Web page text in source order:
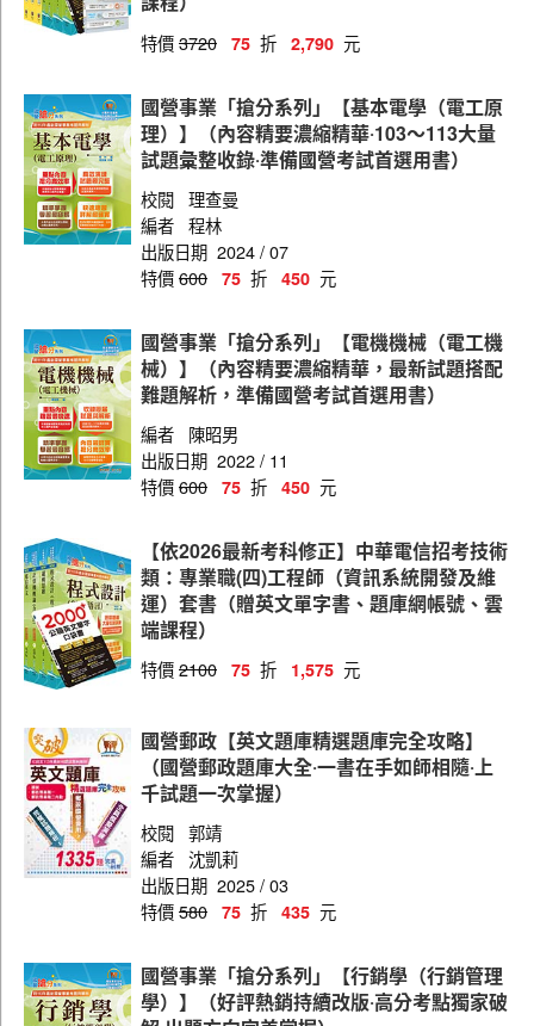
特價3720 75 折 2,790 元
國營事業「搶分系列」【基本電學（電工原
理）】（內容精要濃縮精華‧103～113大量
試題彙整收錄‧準備國營考試首選用書）
校閱 理查曼
編者 程林
出版日期 2024 / 07
特價600 75 折 450 元
國營事業「搶分系列」【電機機械（電工機
械）】（內容精要濃縮精華，最新試題搭配
難題解析，準備國營考試首選用書）
編者
陳昭男
出版日期 2022 / 11
特價600 75 折 450 元
【依2026最新考科修正】中華電信招考技術
類：專業職(四)工程師（資訊系統開發及維
運）套書（贈英文單字書、題庫網帳號、雲
端課程）
特價2100 75 折 1,575 元
國營郵政【英文題庫精選題庫完全攻略】
（國營郵政題庫大全‧一書在手如師相隨‧上
千試題一次掌握）
校閱 郭靖
編者 沈凱莉
出版日期 2025 / 03
特價580 75 折 435 元
國營事業「搶分系列」【行銷學（行銷管理
學）】（好評熱銷持續改版‧高分考點獨家破